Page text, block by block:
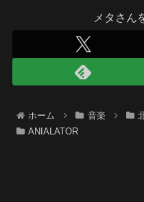
メタさん
ホーム 音楽
ANIALATOR